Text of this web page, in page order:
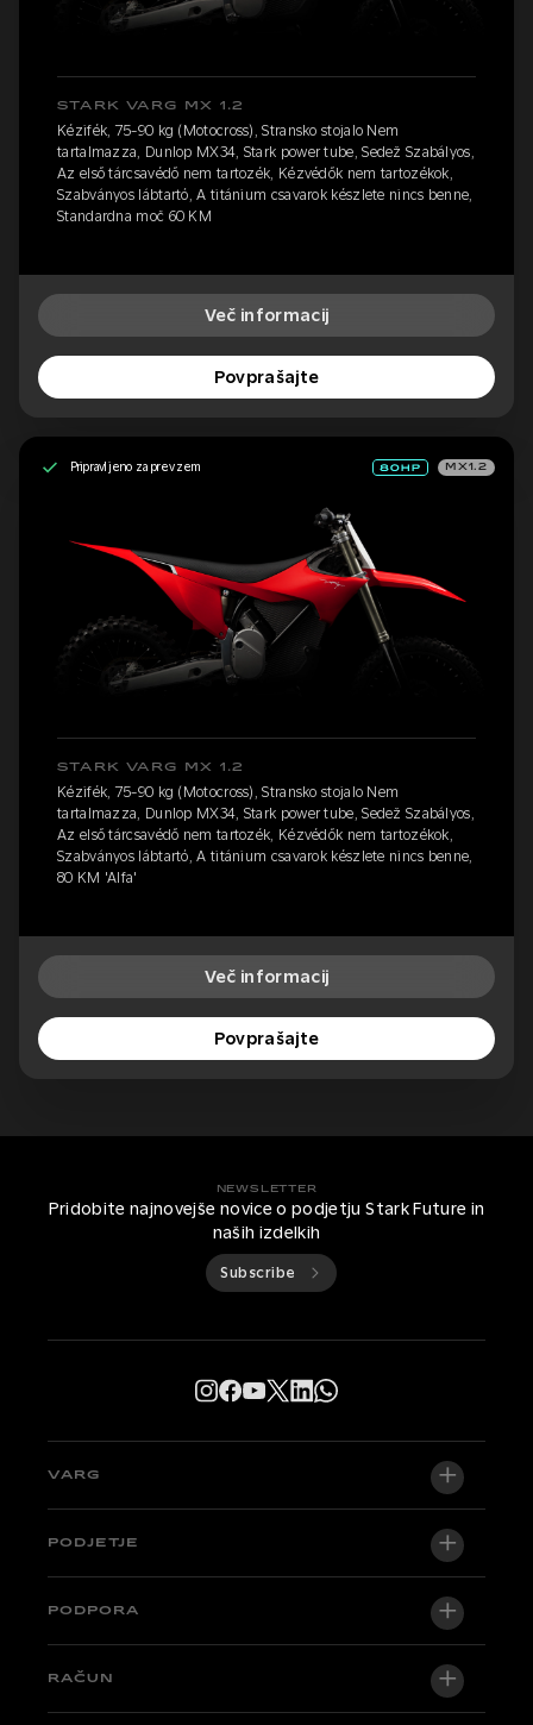
STARK VARG MX 1.2
Kézifék, 75-90 kg (Motocross), Stransko stojalo Nem
tartalmazza, Dunlop MX34, Stark power tube, Sedež Szabályos,
Az első tárcsavédő nem tartozék, Kézvédők nem tartozékok,
Szabványos lábtartó, A titánium csavarok készlete nincs benne,
Standardna moč 60 KM
Več informacij
Povprašajte
Pripravljeno za prevzem MX1.2
STARK VARG MX 1.2
Kézifék, 75-90 kg (Motocross), Stransko stojalo Nem
tartalmazza, Dunlop MX34, Stark power tube, Sedež Szabályos,
Az első tárcsavédő nem tartozék, Kézvédők nem tartozékok,
Szabványos lábtartó, A titánium csavarok készlete nincs benne,
80 KM 'Alfa'
Več informacij
Povprašajte
NEWSLETTER
Pridobite najnovejše novice o podjetju Stark Future in
naših izdelkih
Subscribe
VARG
VARG EX
Factory Edition
Kolesa na zalogi
PODJETJE
O nas
PODPORA
Centralna podpora
RAČUN